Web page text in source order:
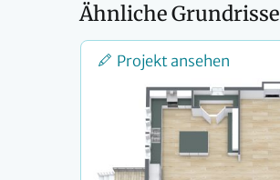
Ähnliche Grundrisse
Projekt ansehen